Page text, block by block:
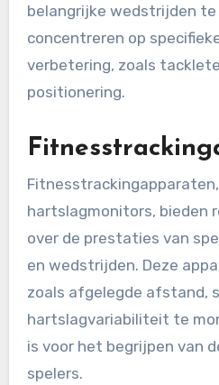
belangrijke wedstrijden
concentreren op
verbetering, zoals
positionering.
hartslagmonitors, bieden
over de prestaties van
en wedstrijden. Deze
zoals afgelegde afstand,
hartslagvariabiliteit te
is voor het begrijpen van
spelers.